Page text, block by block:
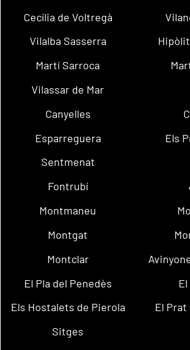
Cecília de Voltregà
Vilalba Sasserra
Martí Sarroca
Vilassar de Mar
Canyelles
Esparreguera
Els
Sentmenat
Fontrubí
Montmaneu
Montgat
Montclar
El Pla del Penedès
Els Hostalets de Pierola
El
Sitges